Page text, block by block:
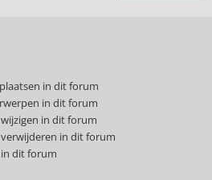
in dit forum
in dit forum
in dit forum
in dit forum
dit forum